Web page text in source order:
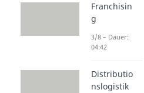
Franchisin
g
3/8 – Dauer:
04:42
Distributio
nslogistik